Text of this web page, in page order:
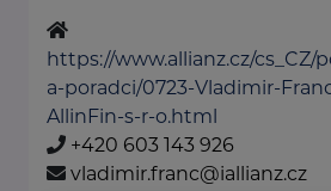
https://www.allianz.cz/cs_CZ/
a-poradci/0723-Vladimir-
AllinFin-s-r-o.html
+420 603 143 926
vladimir.franc@iallianz.cz